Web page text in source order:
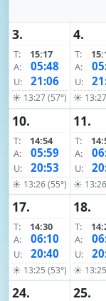
3.
T:
15:17
A:
05:48
U: 21:06
☀ 13:27 (57°)
4.
T:
A:
U:
☀
10.
T:
14:54
A:
05:59
U: 20:53
☀ 13:26 (55°)
11.
T:
A:
U:
☀
17.
T:
14:30
A:
06:10
U: 20:40
☀ 13:25 (53°)
18.
T:
A:
U:
☀
24. 25.